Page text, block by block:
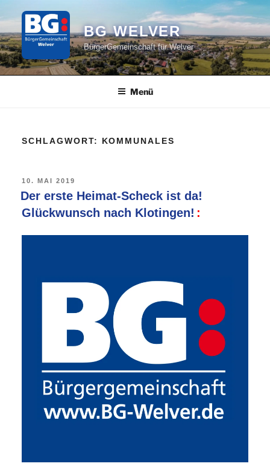
springen
BG WELVER
BürgerGemeinschaft für Welver
Menü
SCHLAGWORT: KOMMUNALES
VERÖFFENTLICHT
AM
10. MAI 2019
Der erste Heimat-Scheck ist da!
Glückwunsch nach Klotingen!